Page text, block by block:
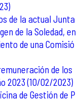
de la actual Junta
de la Soledad, en
de una Comisió
de los
2023 (10/02/2023)
de Gestión de P